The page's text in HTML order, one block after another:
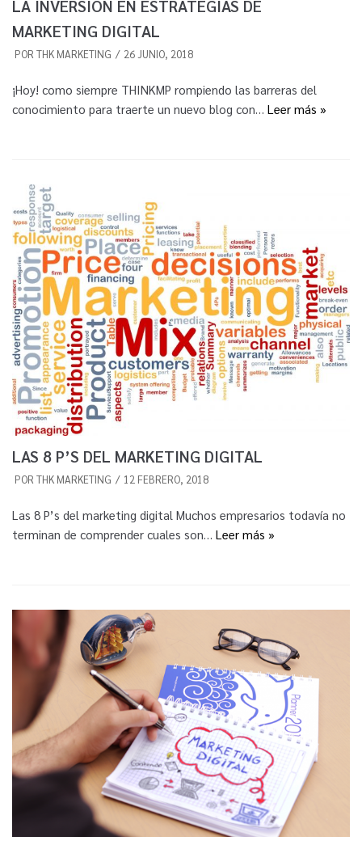
LA INVERSIÓN EN ESTRATEGIAS DE
MARKETING DIGITAL
POR THK MARKETING 26 JUNIO, 2018
¡Hoy! como siempre THINKMP rompiendo las barreras del
conocimiento para traerte un nuevo blog con… Leer más »
LAS 8 P’S DEL MARKETING DIGITAL
POR THK MARKETING 12 FEBRERO, 2018
Las 8 P’s del marketing digital Muchos empresarios todavía no
terminan de comprender cuales son… Leer más »